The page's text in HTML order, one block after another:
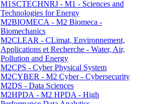
M1SCTECHNRJ - M1 - Sciences and
Technologies for Energy
M2BIOMECA - M2 Biomeca -
Biomechanics
M2CLEAR - CLimat, Environnement,
Applications et Recherche - Water, Air,
Pollution and Energy
M2CPS - Cyber Physical System
M2CYBER - M2 Cyber - Cybersecurity
M2DS - Data Sciences
M2HPDA - M2 HPDA - High